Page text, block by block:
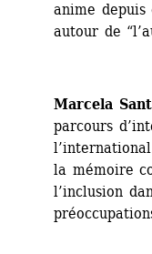
anime
autour de
Marcela
parcours
la mémoire
l’inclusion